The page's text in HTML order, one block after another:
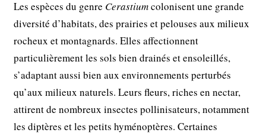
Les espèces du genre Cerastiumcolonisent une grande
diversité d’habitats, des prairies et pelouses aux milieux
rocheux et montagnards. Elles affectionnent
particulièrement les sols bien drainés et ensoleillés,
s’adaptant aussi bien aux environnements perturbés
qu’aux milieux naturels. Leurs fleurs, riches en nectar,
attirent de nombreux insectes pollinisateurs, notamment
les diptères et les petits hyménoptères. Certaines